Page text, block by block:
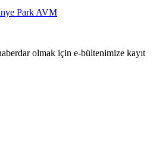
Park AVM
olmak için e-bültenimize kayıt